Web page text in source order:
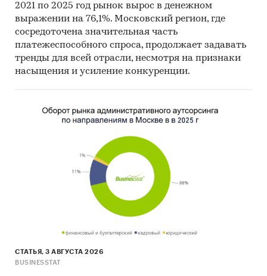
Категории: Промышленность / ...
питания
/ Мед
Россия / Центральный федеральный округ
Москва
Россия / Центральный федеральный округ /
Московская область
2021 по 2025 год рынок вырос в денежном
выражении на 76,1%. Московский регион, где
сосредоточена значительная часть
платежеспособного спроса, продолжает задавать
тренды для всей отрасли, несмотря на признаки
насыщения и усиление конкуренции.
СТАТЬЯ, 3 АВГУСТА 2026
BUSINESSTAT